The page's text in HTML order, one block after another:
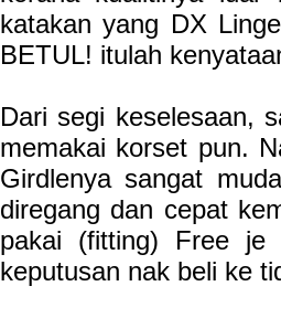
katakan yang DX
BETUL! itulah
Dari segi keselesaan,
memakai korset pun.
Girdlenya sangat
diregang dan cepat
pakai (fitting) Free je
keputusan nak beli ke